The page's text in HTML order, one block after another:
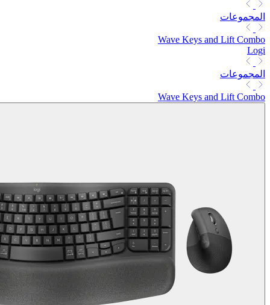
المجموعات
Wave Keys and Lift Combo
Logi
المجموعات
Wave Keys and Lift Combo